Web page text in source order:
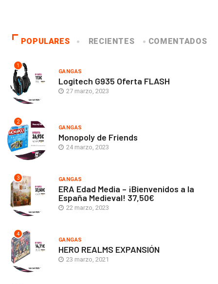
POPULARES RECIENTES COMENTADOS
1
GANGAS
Logitech G935 Oferta FLASH
27 marzo, 2023
2
GANGAS
Monopoly de Friends
24 marzo, 2023
3 GANGAS
ERA Edad Media – ¡Bienvenidos a la
España Medieval! 37,50€
22 marzo, 2023
4
GANGAS
HERO REALMS EXPANSIÓN
23 marzo, 2021